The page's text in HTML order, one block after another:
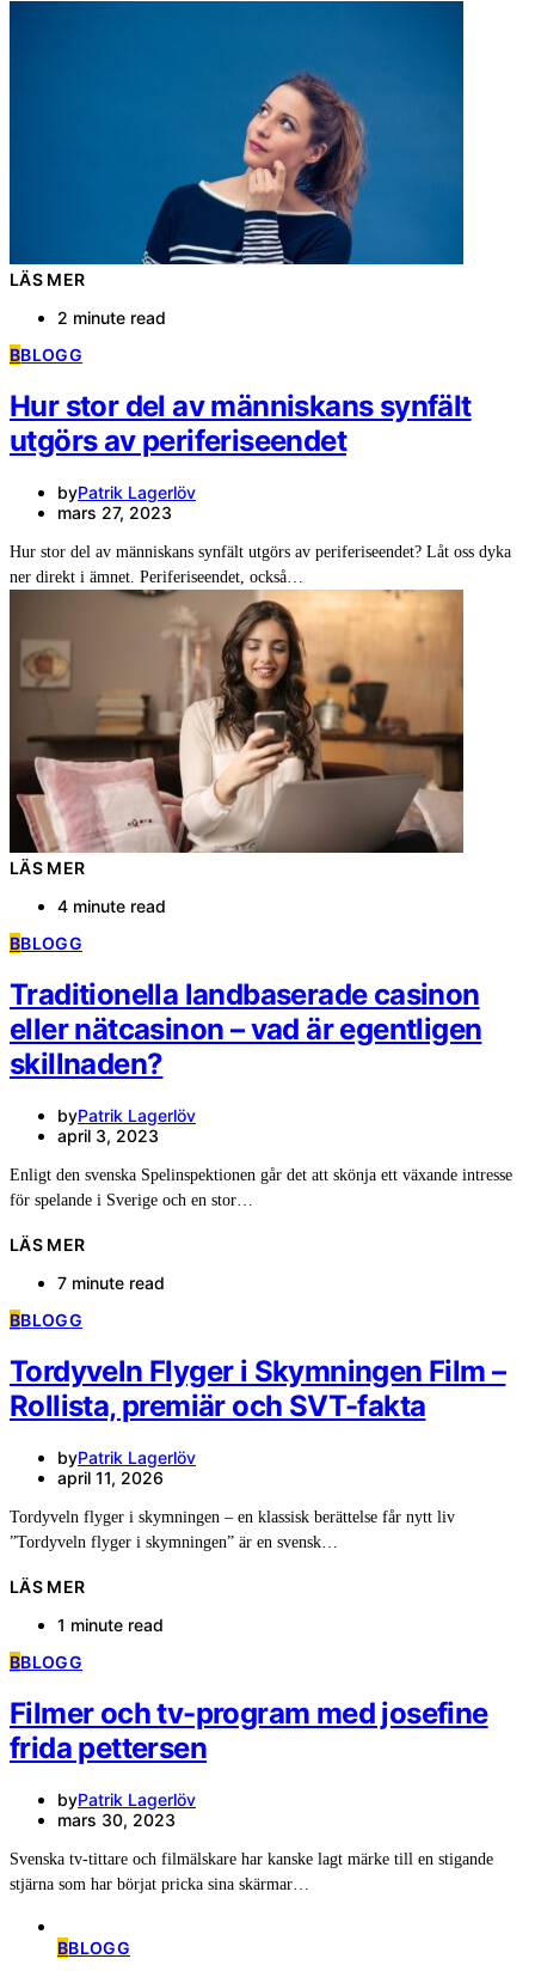
LÄS MER
2 minute read
BBLOGG
Hur stor del av människans synfält
utgörs av periferiseendet
byPatrik Lagerlöv
mars 27, 2023
Hur stor del av människans synfält utgörs av periferiseendet? Låt oss dyka
ner direkt i ämnet. Periferiseendet, också…
LÄS MER
4 minute read
BBLOGG
Traditionella landbaserade casinon
eller nätcasinon – vad är egentligen
skillnaden?
byPatrik Lagerlöv
april 3, 2023
Enligt den svenska Spelinspektionen går det att skönja ett växande intresse
för spelande i Sverige och en stor…
LÄS MER
7 minute read
BBLOGG
Tordyveln Flyger i Skymningen Film –
Rollista, premiär och SVT-fakta
byPatrik Lagerlöv
april 11, 2026
Tordyveln flyger i skymningen – en klassisk berättelse får nytt liv
”Tordyveln flyger i skymningen” är en svensk…
LÄS MER
1 minute read
BBLOGG
Filmer och tv-program med josefine
frida pettersen
byPatrik Lagerlöv
mars 30, 2023
Svenska tv-tittare och filmälskare har kanske lagt märke till en stigande
stjärna som har börjat pricka sina skärmar…
BBLOGG